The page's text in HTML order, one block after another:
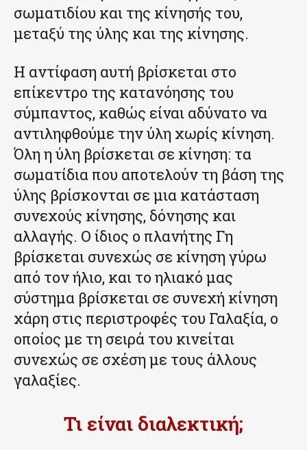
σωματιδίου και της κίνησής του,
μεταξύ της ύλης και της κίνησης.
Η αντίφαση αυτή βρίσκεται στο
επίκεντρο της κατανόησης του
σύμπαντος, καθώς είναι αδύνατο να
αντιληφθούμε την ύλη χωρίς κίνηση.
Όλη η ύλη βρίσκεται σε κίνηση: τα
σωματίδια που αποτελούν τη βάση της
ύλης βρίσκονται σε μια κατάσταση
συνεχούς κίνησης, δόνησης και
αλλαγής. Ο ίδιος ο πλανήτης Γη
βρίσκεται συνεχώς σε κίνηση γύρω
από τον ήλιο, και το ηλιακό μας
σύστημα βρίσκεται σε συνεχή κίνηση
χάρη στις περιστροφές του Γαλαξία, ο
οποίος με τη σειρά του κινείται
συνεχώς σε σχέση με τους άλλους
γαλαξίες.
Τι είναι διαλεκτική;